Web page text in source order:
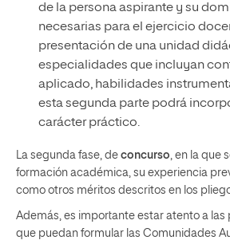
de la persona aspirante y su
necesarias para el ejercicio
presentación de una unidad
especialidades que incluyan
aplicado, habilidades
esta segunda parte podrá
carácter práctico.
La segunda fase, de concurso , en la que
formación académica, su experiencia
como otros méritos descritos en los
Además, es importante estar atento a las
que puedan formular las Comunidades